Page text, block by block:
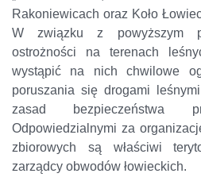
Rakoniewicach oraz Koło
W związku z powyższym
ostrożności na terenach
wystąpić na nich chwilowe
poruszania się drogami
zasad bezpieczeństwa
Odpowiedzialnymi za
zbiorowych są właściwi
zarządcy obwodów łowieckich.